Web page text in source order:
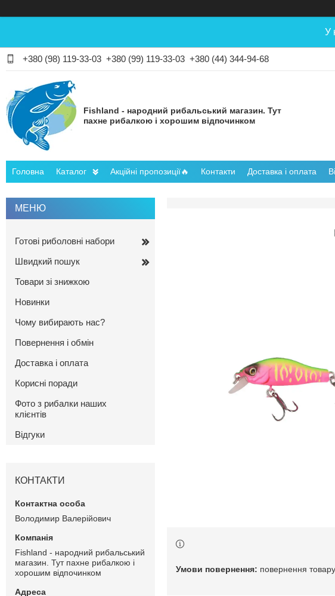
У
+380 (98) 119-33-03 +380 (99) 119-33-03 +380 (44) 344-94-68
Fishland - народний рибальський магазин. Тут
пахне рибалкою і хорошим відпочинком
Головна Каталог Акційні пропозиції🔥 Контакти Доставка і оплата
повернення
Готові риболовні набори
Швидкий пошук
Товари зі знижкою
Новинки
Чому вибирають нас?
Повернення і обмін
Доставка і оплата
Корисні поради
Фото з рибалки наших
клієнтів
Відгуки
КОНТАКТИ
Володимир Валерійович
Fishland - народний рибальський
магазин. Тут пахне рибалкою і
хорошим відпочинком